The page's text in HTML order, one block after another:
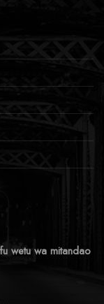
wetu wa mitandao